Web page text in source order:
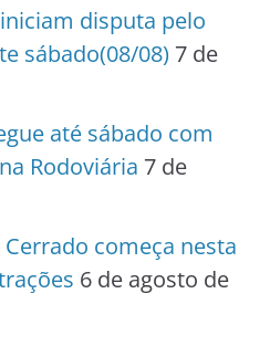
iniciam disputa pelo
sábado(08/08) 7 de
até sábado com
Rodoviária 7 de
começa nesta
6 de agosto de